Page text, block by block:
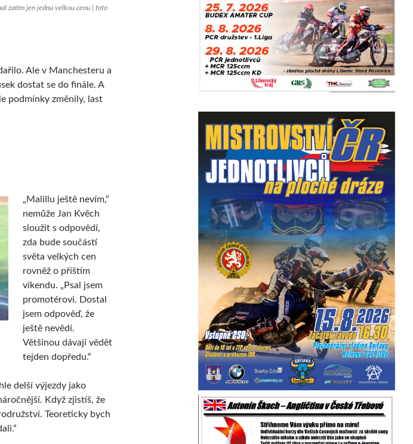
zatím jen jednu velkou cenu | foto
Ale v Manchesteru a
dostat se do finále. A
podmínky změnily, last
„Malillu ještě nevím,“
nemůže Jan Kvěch
sloužit s odpovědí,
zda bude součástí
světa velkých cen
rovněž o příštím
víkendu. „Psal jsem
promotérovi. Dostal
jsem odpověď, že
ještě nevědí.
Většinou dávají vědět
tejden dopředu.“
delší výjezdy jako
Když zjistíš, že
Teoreticky bych